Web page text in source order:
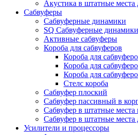
Акустика в штатные места
Сабвуферы
Сабвуферные динамики
SQ Сабвуферные динамики
Активные сабвуферы
Короба для сабвуферов
Короба для
Короба для
Короба для
Стелс короба
Cабвуфер плоский
Сабвуфер пассивный в
Сабвуфер в штатные
Сабвуфер в штатные места
Усилители и процессоры